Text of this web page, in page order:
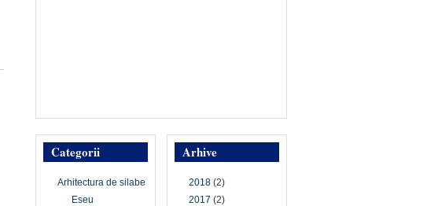
Arhive
2018 (2)
2017 (2)
Categorii
Arhitectura de silabe
Eseu